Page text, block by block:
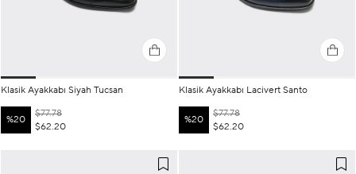
Klasik Ayakkabı Siyah Tucsan
%20
$62.20
$77.78
Klasik Ayakkabı Lacivert Santo
%20
$62.20
$77.78